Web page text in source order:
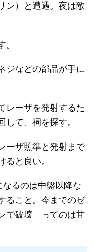
ン）と遭遇。夜は敵
ジなどの部品が手に
レーザを発射するた
て、祠を探す。
ーザ照準と発射まで
と良い。
るのは中盤以降な
ること。今までのゼ
で破壊 ってのは甘